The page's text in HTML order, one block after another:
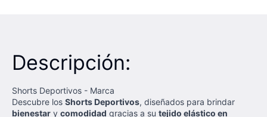
Descripción:
Shorts Deportivos - Marca
Descubre los Shorts Deportivos, diseñados para brindar
bienestar y comodidad gracias a su tejido elástico en